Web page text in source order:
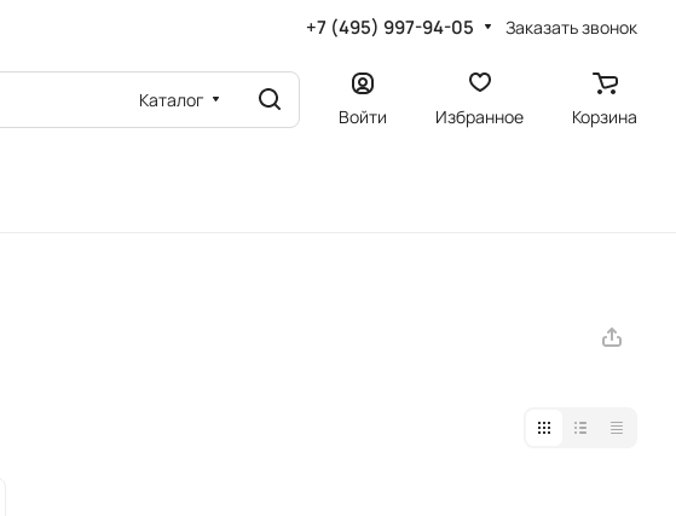
+7 (495) 997-94-05 Заказать звонок
Каталог
Войти Избранное Корзина